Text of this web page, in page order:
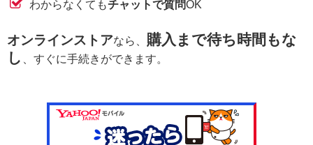
わからなくてもチャットで質問OK
オンラインストアなら、 購入まで待ち時間もな
し
、すぐに手続きができます。